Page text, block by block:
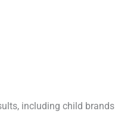
including child brands